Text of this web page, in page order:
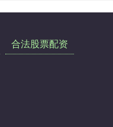
合法股票配资